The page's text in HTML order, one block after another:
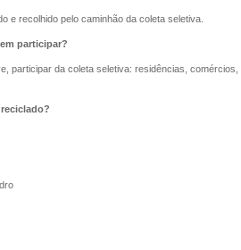
e recolhido pelo caminhão da coleta seletiva.
participar?
participar da coleta seletiva: residências, comércios,